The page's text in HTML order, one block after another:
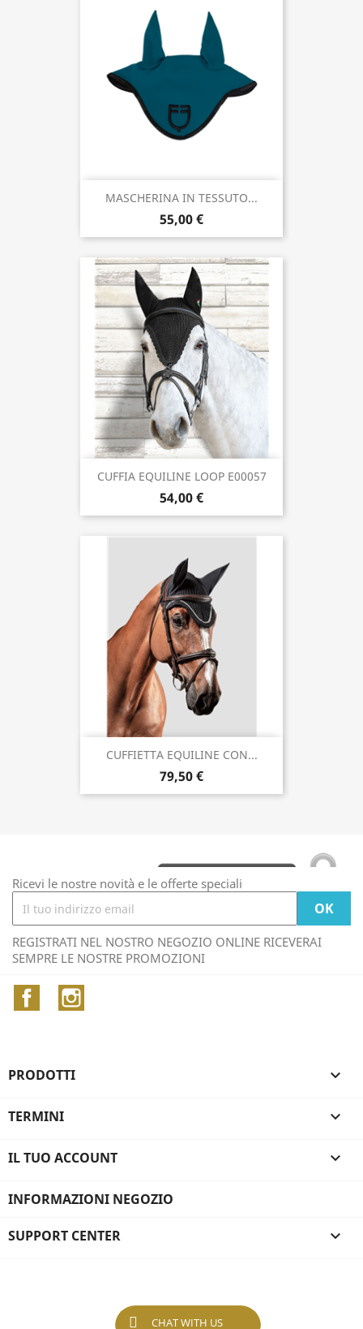
MASCHERINA IN TESSUTO...
55,00 €
CUFFIA EQUILINE LOOP E00057
54,00 €
CUFFIETTA EQUILINE CON...
79,50 €
Ricevi le nostre novità e le offerte speciali
REGISTRATI NEL NOSTRO NEGOZIO ONLINE RICEVERAI
SEMPRE LE NOSTRE PROMOZIONI
Facebook
PRODOTTI 
TERMINI 
IL TUO ACCOUNT 
INFORMAZIONI NEGOZIO
SUPPORT CENTER 
CHAT WITH US